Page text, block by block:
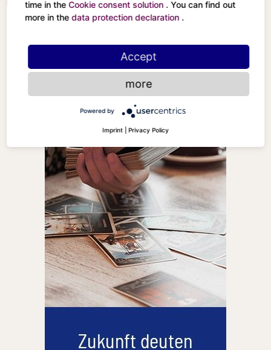
time in theCookie consent solution . You can find out
more in thedata protection declaration .
Accept
more
Powered by
Imprint Privacy Policy